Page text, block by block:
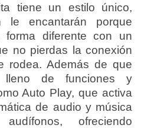
tiene un estilo único,
le encantarán porque
forma diferente con un
no pierdas la conexión
rodea. Además de que
lleno de funciones y
Auto Play, que activa
de audio y música
ofreciendo